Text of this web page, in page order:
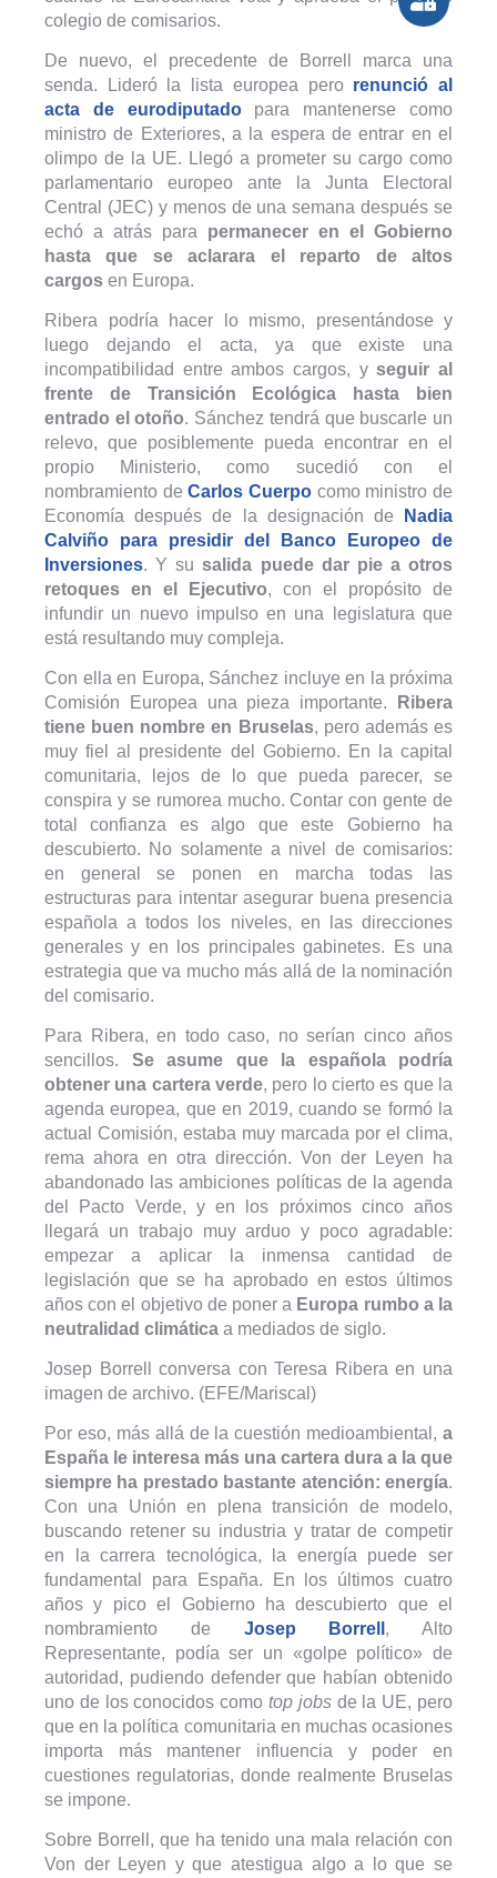
colegio de comisarios.
De nuevo, el precedente de Borrell marca una
senda. Lideró la lista europea pero renunció al
acta de eurodiputadopara mantenerse como
ministro de Exteriores, a la espera de entrar en el
olimpo de la UE. Llegó a prometer su cargo como
parlamentario europeo ante la Junta Electoral
Central (JEC) y menos de una semana después se
echó a atrás para permanecer en el Gobierno
hasta que se aclarara el reparto de altos
cargos en Europa.
Ribera podría hacer lo mismo, presentándose y
luego dejando el acta, ya que existe una
incompatibilidad entre ambos cargos, yseguir al
frente de Transición Ecológica hasta bien
entrado el otoño. Sánchez tendrá que buscarle un
relevo, que posiblemente pueda encontrar en el
propio Ministerio, como sucedió con el
nombramiento deCarlos Cuerpo como ministro de
Economía después de la designación de
Nadia
Calviño para presidir del Banco Europeo de
Inversiones. Y susalida puede dar pie a otros
retoques en el Ejecutivo, con el propósito de
infundir un nuevo impulso en una legislatura que
está resultando muy compleja.
Con ella en Europa, Sánchez incluye en la próxima
Comisión Europea una pieza importante.
Ribera
tiene buen nombre en Bruselas, pero además es
muy fiel al presidente del Gobierno. En la capital
comunitaria, lejos de lo que pueda parecer, se
conspira y se rumorea mucho. Contar con gente de
total confianza es algo que este Gobierno ha
descubierto. No solamente a nivel de comisarios:
en general se ponen en marcha todas las
estructuras para intentar asegurar buena presencia
española a todos los niveles, en las direcciones
generales y en los principales gabinetes. Es una
estrategia que va mucho más allá de la nominación
del comisario.
Para Ribera, en todo caso, no serían cinco años
sencillos. Se asume que la española podría
obtener una cartera verde, pero lo cierto es que la
agenda europea, que en 2019, cuando se formó la
actual Comisión, estaba muy marcada por el clima,
rema ahora en otra dirección. Von der Leyen ha
abandonado las ambiciones políticas de la agenda
del Pacto Verde, y en los próximos cinco años
llegará un trabajo muy arduo y poco agradable:
empezar a aplicar la inmensa cantidad de
legislación que se ha aprobado en estos últimos
años con el objetivo de poner a Europa rumbo a la
neutralidad climática a mediados de siglo.
Josep Borrell conversa con Teresa Ribera en una
imagen de archivo. (EFE/Mariscal)
Por eso, más allá de la cuestión medioambiental, a
España le interesa más una cartera dura a la que
siempre ha prestado bastante atención: energía.
Con una Unión en plena transición de modelo,
buscando retener su industria y tratar de competir
en la carrera tecnológica, la energía puede ser
fundamental para España. En los últimos cuatro
años y pico el Gobierno ha descubierto que el
nombramiento de Josep Borrell , Alto
Representante, podía ser un «golpe político» de
autoridad, pudiendo defender que habían obtenido
uno de los conocidos como top jobs de la UE, pero
que en la política comunitaria en muchas ocasiones
importa más mantener influencia y poder en
cuestiones regulatorias, donde realmente Bruselas
se impone.
Sobre Borrell, que ha tenido una mala relación con
Von der Leyen y que atestigua algo a lo que se